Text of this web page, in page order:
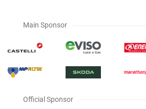
Main Sponsor
Official Sponsor